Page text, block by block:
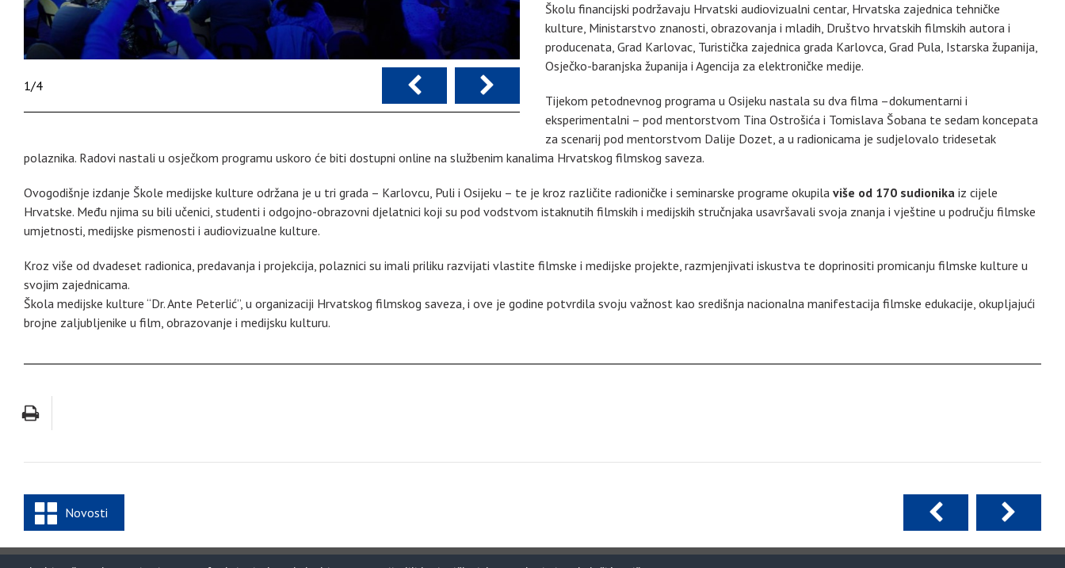
1/4
Školu financijski podržavaju Hrvatski audiovizualni centar, Hrvatska zajednica tehničke
kulture, Ministarstvo znanosti, obrazovanja i mladih, Društvo hrvatskih filmskih autora i
producenata, Grad Karlovac, Turistička zajednica grada Karlovca, Grad Pula, Istarska županija,
Osječko-baranjska županija i Agencija za elektroničke medije.
Tijekom petodnevnog programa u Osijeku nastala su dva filma –dokumentarni i
eksperimentalni – pod mentorstvom Tina Ostrošića i Tomislava Šobana te sedam koncepata
za scenarij pod mentorstvom Dalije Dozet, a u radionicama je sudjelovalo tridesetak
polaznika. Radovi nastali u osječkom programu uskoro će biti dostupni online na službenim kanalima Hrvatskog filmskog saveza.
Ovogodišnje izdanje Škole medijske kulture održana je u tri grada – Karlovcu, Puli i Osijeku – te je kroz različite radioničke i seminarske programe okupila više od 170 sudionika iz cijele
Hrvatske. Među njima su bili učenici, studenti i odgojno-obrazovni djelatnici koji su pod vodstvom istaknutih filmskih i medijskih stručnjaka usavršavali svoja znanja i vještine u području filmske
umjetnosti, medijske pismenosti i audiovizualne kulture.
Kroz više od dvadeset radionica, predavanja i projekcija, polaznici su imali priliku razvijati vlastite filmske i medijske projekte, razmjenjivati iskustva te doprinositi promicanju filmske kulture u
svojim zajednicama.
Škola medijske kulture “Dr. Ante Peterlić”, u organizaciji Hrvatskog filmskog saveza, i ove je godine potvrdila svoju važnost kao središnja nacionalna manifestacija filmske edukacije, okupljajući
brojne zaljubljenike u film, obrazovanje i medijsku kulturu.
Novosti